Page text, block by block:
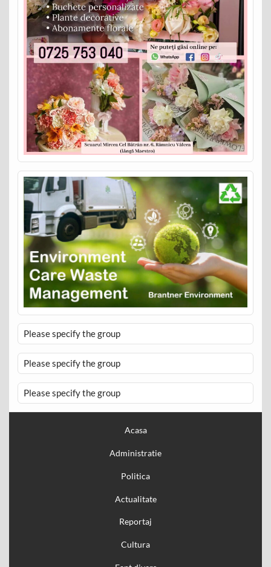
Please specify the group
Please specify the group
Please specify the group
Acasa
Administratie
Politica
Actualitate
Reportaj
Cultura